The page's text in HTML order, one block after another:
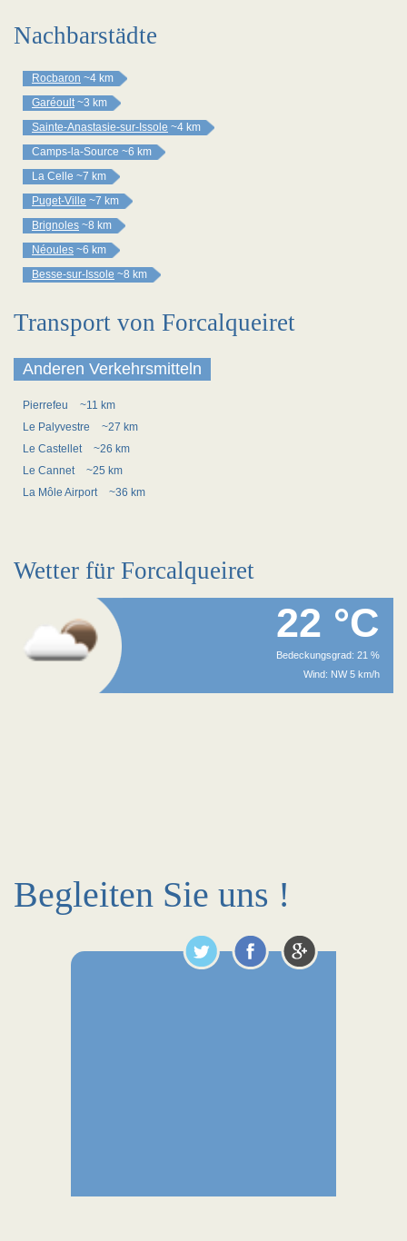
Nachbarstädte
Rocbaron ~4 km
Garéoult ~3 km
Sainte-Anastasie-sur-Issole ~4 km
Camps-la-Source ~6 km
La Celle ~7 km
Puget-Ville ~7 km
Brignoles ~8 km
Néoules ~6 km
Besse-sur-Issole ~8 km
Transport von Forcalqueiret
Anderen Verkehrsmitteln
Pierrefeu
~11 km
Le Palyvestre
~27 km
Le Castellet
~26 km
Le Cannet
~25 km
La Môle Airport
~36 km
Wetter für Forcalqueiret
22 °C
Bedeckungsgrad: 21 %
Wind: NW 5 km/h
Begleiten Sie uns !